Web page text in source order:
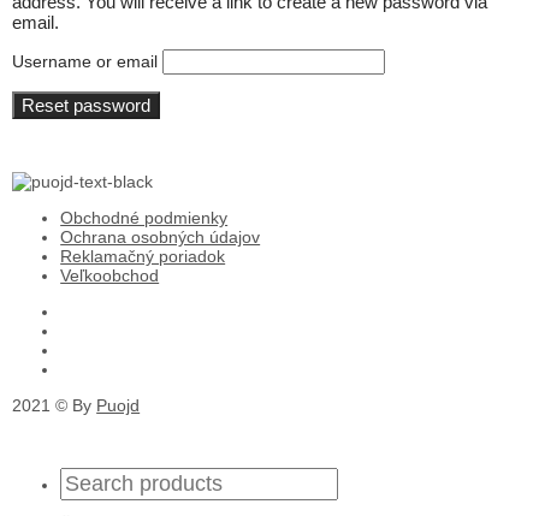
email.
Username or email
Reset password
Obchodné podmienky
Ochrana osobných údajov
Reklamačný poriadok
Veľkoobchod
2021 © By Puojd